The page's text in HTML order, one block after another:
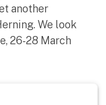
another
We look
26-28 March